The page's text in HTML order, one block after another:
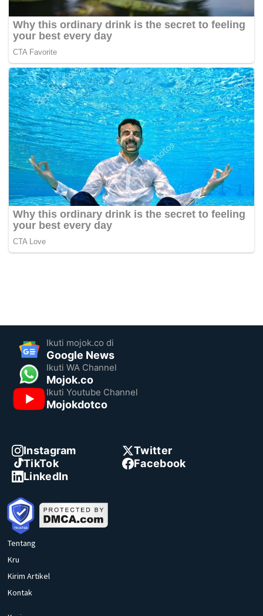
Ikuti mojok.co di
Google News
Ikuti WA Channel
Mojok.co
Ikuti Youtube Channel
Mojokdotco
Instagram
Twitter
TikTok
Facebook
LinkedIn
Tentang
Kru
Kirim Artikel
Kontak